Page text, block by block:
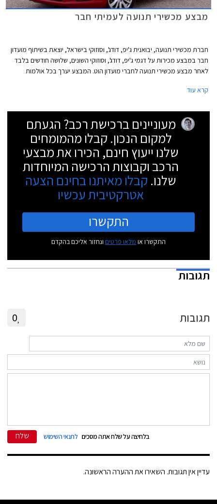
מבצע מכשירי תנועה לעמיתי חבר
חברת מכשירי תנועה, יבואנית ג'יפ, דודג', וסוזוקי בישראל, יוצאת בשיתוף מועדון
חבר במבצע מכירות על דגמי ג'יפ, דודג', וסוזוקי השונים, שלושה חודשים בלבד
לאחר מבצע מכשירי תנועה לחברי מועדון הוט. המבצע יערך בכל אולמות
ייהנו עמיתי חבר מהטבות שונות: הנחות על רכישת רכב חדש, הנחות אבזור
המבצע ייהנו גם מאפשרות לתשלום של עד 30,000 ₪ בכרטיס אשראי חבר
צרכנות. להלן דוגמאות להנחות והטבות במסגרת המבצע:
קרא עוד
מעוניינים ברכישת רכב? הגעתם
למקום הנכון. קבלו מהמומחים
שלנו ייעוץ חינם, הכירו את מבצעי
הרכב וקבוצות הרכישה המיוחדות
שלנו. קבלו מאיתנו בחינם הצעה
אטרקטיבית עכשיו
התקשרו
התקשרו או מלאו פרטים ונחזור אליכם בהקדם
תגובות
תגובות 0
בלחיצה על שלח אתה מסכים לתנאי השימוש שלח
עדיין אין תגובות. השאירו את ההערה הראשונה.